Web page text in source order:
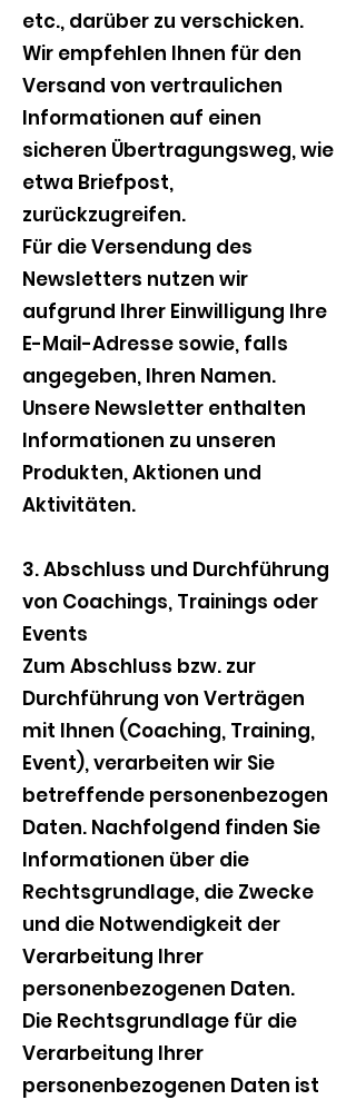
etc., darüber zu verschicken.
Wir empfehlen Ihnen für den
Versand von vertraulichen
Informationen auf einen
sicheren Übertragungsweg, wie
etwa Briefpost,
zurückzugreifen.
Für die Versendung des
Newsletters nutzen wir
aufgrund Ihrer Einwilligung Ihre
E-Mail-Adresse sowie, falls
angegeben, Ihren Namen.
Unsere Newsletter enthalten
Informationen zu unseren
Produkten, Aktionen und
Aktivitäten.
3. Abschluss und Durchführung
von Coachings, Trainings oder
Events
Zum Abschluss bzw. zur
Durchführung von Verträgen
mit Ihnen (Coaching, Training,
Event), verarbeiten wir Sie
betreffende personenbezogen
Daten. Nachfolgend finden Sie
Informationen über die
Rechtsgrundlage, die Zwecke
und die Notwendigkeit der
Verarbeitung Ihrer
personenbezogenen Daten.
Die Rechtsgrundlage für die
Verarbeitung Ihrer
personenbezogenen Daten ist